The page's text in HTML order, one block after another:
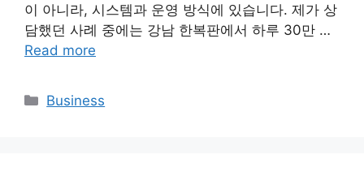
이 아니라, 시스템과 운영 방식에 있습니다. 제가 상
담했던 사례 중에는 강남 한복판에서 하루 30만 …
Read more
Categories
Business